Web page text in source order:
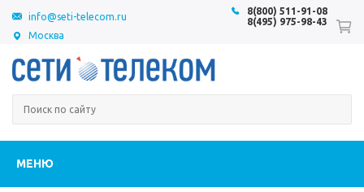
Москва
8(800) 511-91-08
8(495) 975-98-43
info@seti-telecom.ru
МЕНЮ